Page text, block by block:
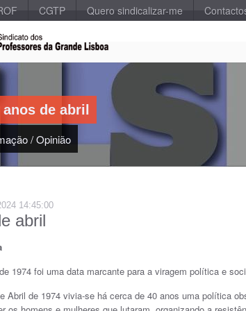
CGTP Quero sindicalizar-me
anos de abril
/Opinião
14:45:00
abril
1974 foi uma data marcante para a viragem política e
Abril de 1974 vivia-se há cerca de 40 anos uma política